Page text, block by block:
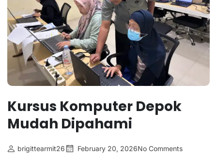
Kursus Komputer Depok
Mudah Dipahami
brigittearmit26 February 20, 2026No Comments